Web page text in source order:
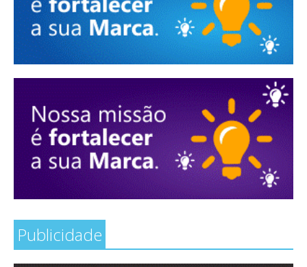
Publicidade